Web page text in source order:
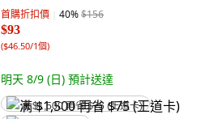
首購折扣價 40%$156
$93
($46.50/1個)
明天 8/9 (日) 預計送達
满 $1,500 再省 $75 (王道卡)